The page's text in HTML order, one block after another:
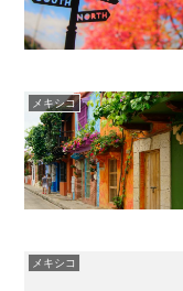
メキシコ
メキシコ